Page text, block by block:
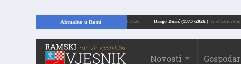
Aktualno u Rami Drago Borić (1973.-2026.)
Kopajući temelje kuće, pronašao vrijedne arheološke ostatke 24.07.2026. 13:51
Novosti